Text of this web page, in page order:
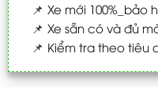
📌 Xe mới 100%_bảo
📌 Xe sẵn có và đủ
📌 Kiểm tra theo tiêu